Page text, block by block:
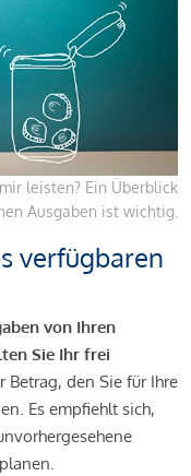
leisten? Ein Überblick
Ausgaben ist wichtig.
verfügbaren
von Ihren
Sie Ihr frei
Betrag, den Sie für Ihre
Es empfiehlt sich,